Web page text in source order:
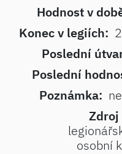
Hodnost v
Konec v legiích:
Poslední
Poslední
Poznámka:
osobní